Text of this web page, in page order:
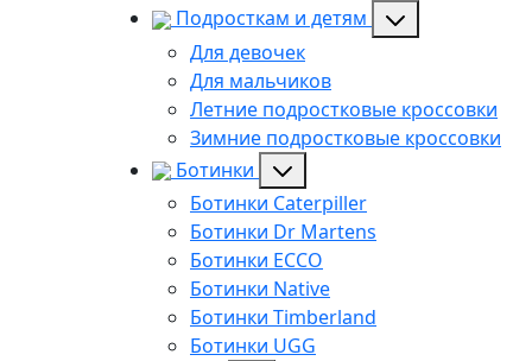
Подросткам и детям
Для девочек
Для мальчиков
Летние подростковые кроссовки
Зимние подростковые кроссовки
Ботинки
Ботинки Caterpiller
Ботинки Dr Martens
Ботинки ECCO
Ботинки Native
Ботинки Timberland
Ботинки UGG